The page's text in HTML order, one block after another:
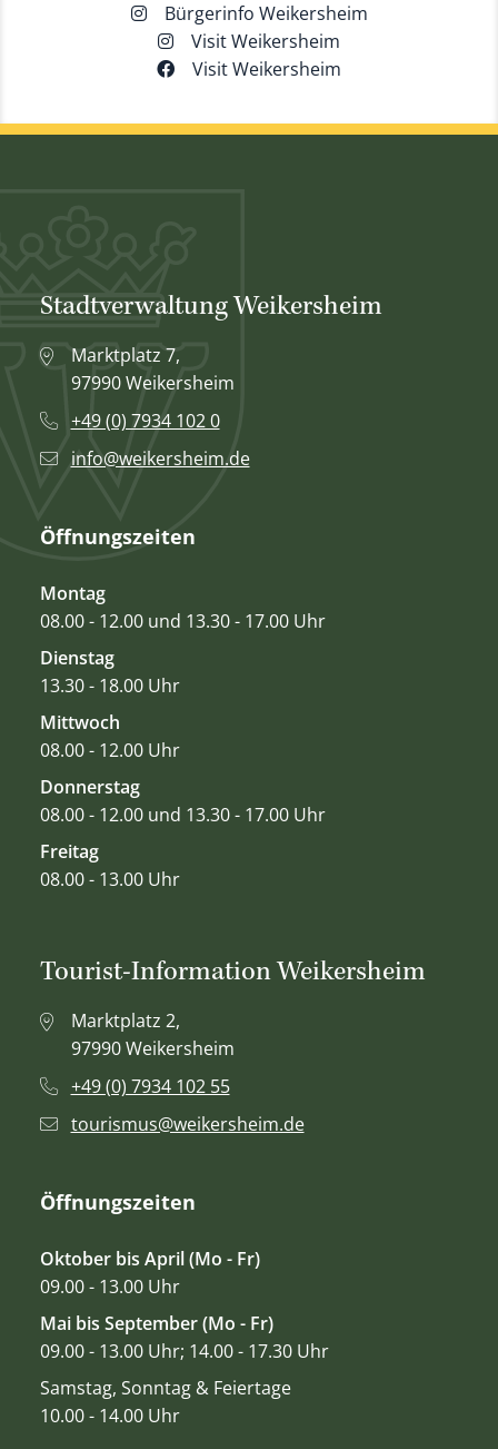
Bürgerinfo Weikersheim
Visit Weikersheim
Visit Weikersheim
Stadtverwaltung Weikersheim
Marktplatz 7,
97990 Weikersheim
+49 (0) 7934 102 0
info@weikersheim.de
Öffnungszeiten
Montag
08.00 - 12.00 und 13.30 - 17.00 Uhr
Dienstag
13.30 - 18.00 Uhr
Mittwoch
08.00 - 12.00 Uhr
Donnerstag
08.00 - 12.00 und 13.30 - 17.00 Uhr
Freitag
08.00 - 13.00 Uhr
Tourist-Information Weikersheim
Marktplatz 2,
97990 Weikersheim
+49 (0) 7934 102 55
tourismus@weikersheim.de
Öffnungszeiten
Oktober bis April (Mo - Fr)
09.00 - 13.00 Uhr
Mai bis September (Mo - Fr)
09.00 - 13.00 Uhr; 14.00 - 17.30 Uhr
Samstag, Sonntag & Feiertage
10.00 - 14.00 Uhr